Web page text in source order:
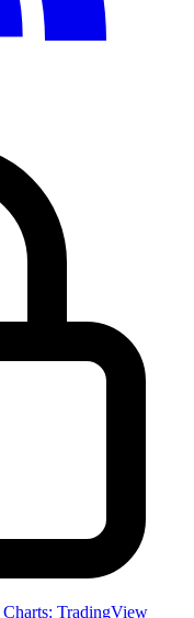
Charts: TradingView